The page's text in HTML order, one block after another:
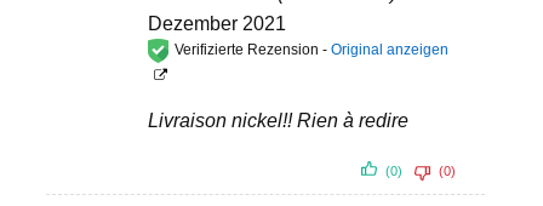
5
Dezember 2021
Verifizierte Rezension -Original anzeigen
Livraison nickel!! Rien à redire
(0) (0)